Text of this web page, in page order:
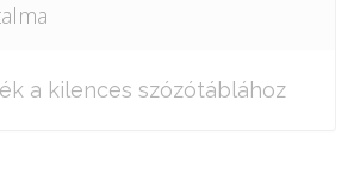
a kilences szózótáblához